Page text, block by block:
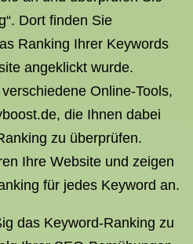
Dort finden Sie
Ranking Ihrer Keywords
angeklickt wurde.
Online-Tools,
die Ihnen dabei
zu überprüfen.
Ihre Website und zeigen
für jedes Keyword an.
das Keyword-Ranking zu